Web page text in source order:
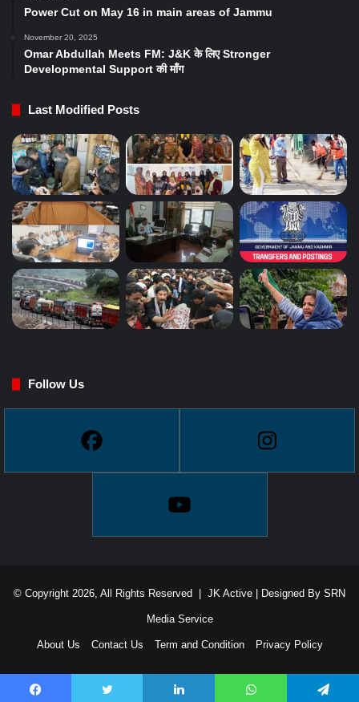
Power Cut on May 16 in main areas of Jammu
November 20, 2025
Omar Abdullah Meets FM: J&K के लिए Stronger
Developmental Support की माँग
Last Modified Posts
Follow Us
© Copyright 2026, All Rights Reserved | JK Active | Designed By SRN
Media Service
About Us Contact Us Term and Condition Privacy Policy